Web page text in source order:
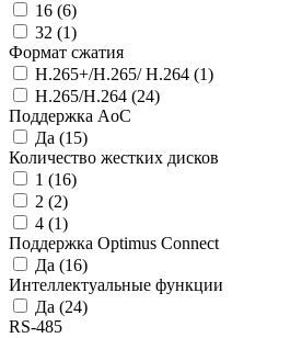
16 (6)
32 (1)
Формат сжатия
H.265+/H.265/ H.264 (1)
H.265/H.264 (24)
Поддержка AoC
Да (15)
Количество жестких дисков
1 (16)
2 (2)
4 (1)
Поддержка Optimus Connect
Да (16)
Интеллектуальные функции
Да (24)
RS-485